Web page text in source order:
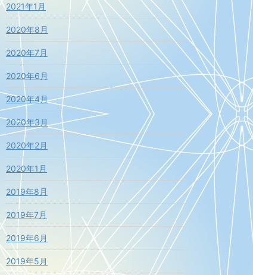
2021年1月
2020年8月
2020年7月
2020年6月
2020年4月
2020年3月
2020年2月
2020年1月
2019年8月
2019年7月
2019年6月
2019年5月